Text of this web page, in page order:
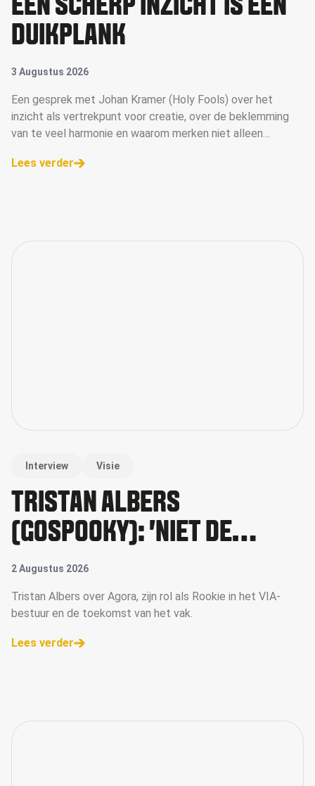
EEN SCHERP INZICHT IS EEN
DUIKPLANK
3 Augustus 2026
Een gesprek met Johan Kramer (Holy Fools) over het
inzicht als vertrekpunt voor creatie, over de beklemming
van te veel harmonie en waarom merken niet alleen
Lees verder
Interview Visie
TRISTAN ALBERS
(GOSPOOKY): 'NIET DE
GROOTSTE WINT, MAAR WIE
ZICH HET SNELST AANPAST'
2 Augustus 2026
Tristan Albers over Agora, zijn rol als Rookie in het VIA-
bestuur en de toekomst van het vak.
Lees verder